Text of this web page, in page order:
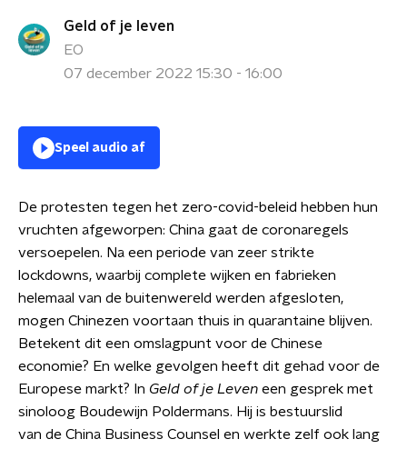
Geld of je leven
EO
07 december 2022 15:30 - 16:00
Speel audio af
De protesten tegen het zero-covid-beleid hebben hun
vruchten afgeworpen: China gaat de coronaregels
versoepelen. Na een periode van zeer strikte
lockdowns, waarbij complete wijken en fabrieken
helemaal van de buitenwereld werden afgesloten,
mogen Chinezen voortaan thuis in quarantaine blijven.
Betekent dit een omslagpunt voor de Chinese
economie? En welke gevolgen heeft dit gehad voor de
Europese markt? In Geld of je Leven een gesprek met
sinoloog Boudewijn Poldermans. Hij is bestuurslid
van de China Business Counsel en werkte zelf ook lang